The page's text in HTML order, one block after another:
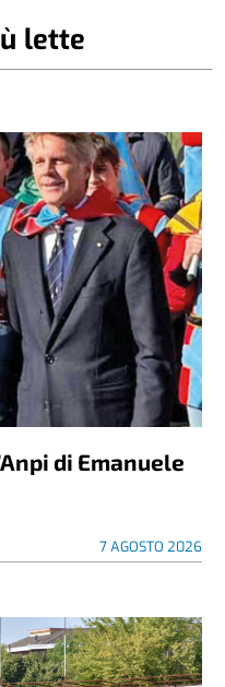
lette
di Emanuele
7 AGOSTO 2026